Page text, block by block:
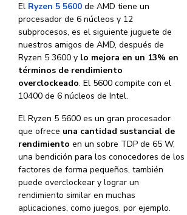
El Ryzen 5 5600 de AMD tiene un
procesador de 6 núcleos y 12
subprocesos, es el siguiente juguete de
nuestros amigos de AMD, después de
Ryzen 5 3600 y lo mejora en un 13% en
términos de rendimiento
overclockeado. El 5600 compite con el
10400 de 6 núcleos de Intel.
El Ryzen 5 5600 es un gran procesador
que ofrece una cantidad sustancial de
rendimiento en un sobre TDP de 65 W,
una bendición para los conocedores de los
factores de forma pequeños, también
puede overclockear y lograr un
rendimiento similar en muchas
aplicaciones, como juegos, por ejemplo.